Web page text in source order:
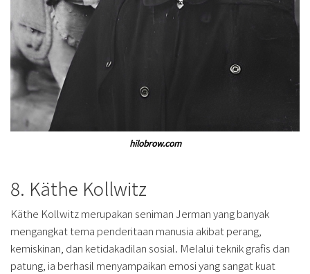
hilobrow.com
8. Käthe Kollwitz
Käthe Kollwitz merupakan seniman Jerman yang banyak
mengangkat tema penderitaan manusia akibat perang,
kemiskinan, dan ketidakadilan sosial. Melalui teknik grafis dan
patung, ia berhasil menyampaikan emosi yang sangat kuat